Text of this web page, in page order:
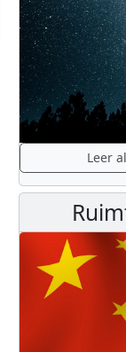
Leer